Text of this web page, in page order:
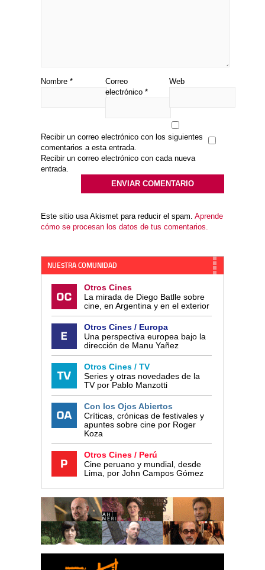
Nombre *
Correo
electrónico *
Web
Recibir un correo electrónico con los siguientes
comentarios a esta entrada.
Recibir un correo electrónico con cada nueva
entrada.
Este sitio usa Akismet para reducir el spam. Aprende
cómo se procesan los datos de tus comentarios.
NUESTRA COMUNIDAD
Otros Cines
La mirada de Diego Batlle sobre
cine, en Argentina y en el exterior
Otros Cines / Europa
Una perspectiva europea bajo la
dirección de Manu Yañez
Otros Cines / TV
Series y otras novedades de la
TV por Pablo Manzotti
Con los Ojos Abiertos
Críticas, crónicas de festivales y
apuntes sobre cine por Roger
Koza
Otros Cines / Perú
Cine peruano y mundial, desde
Lima, por John Campos Gómez